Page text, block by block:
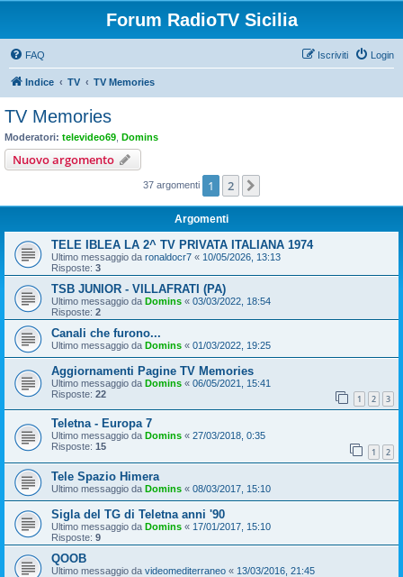
Forum RadioTV Sicilia
FAQ Login
Iscriviti
Indice TV TV Memories
TV Memories
Moderatori: televideo69 Domins
Nuovo argomento
37 argomenti 1 2
Argomenti
TELE IBLEA LA 2^ TV PRIVATA ITALIANA 1974
Ultimo messaggio da ronaldocr7 « 10/05/2026, 13:13
Risposte: 3
TSB JUNIOR - VILLAFRATI (PA)
Ultimo messaggio da Domins « 03/03/2022, 18:54
Risposte: 2
Canali che furono...
Ultimo messaggio da Domins « 01/03/2022, 19:25
Aggiornamenti Pagine TV Memories
Ultimo messaggio da Domins « 06/05/2021, 15:41
Risposte: 22 1 2 3
Teletna - Europa 7
Ultimo messaggio da Domins « 27/03/2018, 0:35
Risposte: 15 1 2
Tele Spazio Himera
Ultimo messaggio da Domins « 08/03/2017, 15:10
Sigla del TG di Teletna anni '90
Ultimo messaggio da Domins « 17/01/2017, 15:10
Risposte: 9
QOOB
Ultimo messaggio da videomediterraneo « 13/03/2016, 21:45